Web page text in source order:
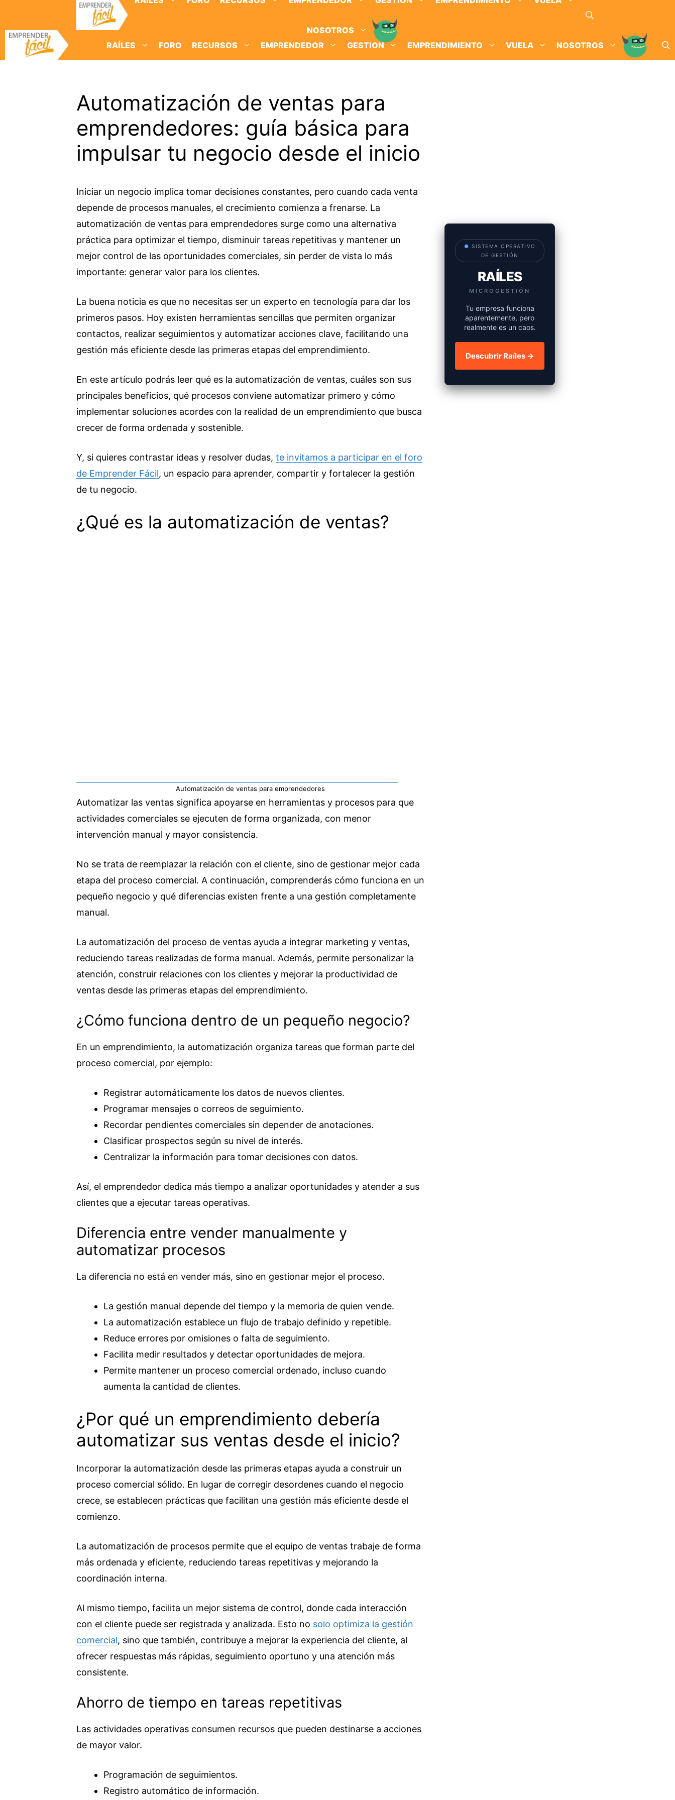
contenido
NOSOTROS
RAÍLES
FORO RECURSOS EMPRENDEDOR GESTION EMPRENDIMIENTO VUELA NOSOTROS
Automatización de ventas para
emprendedores: guía básica para
impulsar tu negocio desde el inicio
Iniciar un negocio implica tomar decisiones constantes, pero cuando cada venta
depende de procesos manuales, el crecimiento comienza a frenarse. La
automatización de ventas para emprendedores surge como una alternativa
práctica para optimizar el tiempo, disminuir tareas repetitivas y mantener un
mejor control de las oportunidades comerciales, sin perder de vista lo más
importante: generar valor para los clientes.
La buena noticia es que no necesitas ser un experto en tecnología para dar los
primeros pasos. Hoy existen herramientas sencillas que permiten organizar
contactos, realizar seguimientos y automatizar acciones clave, facilitando una
gestión más eficiente desde las primeras etapas del emprendimiento.
En este artículo podrás leer qué es la automatización de ventas, cuáles son sus
principales beneficios, qué procesos conviene automatizar primero y cómo
implementar soluciones acordes con la realidad de un emprendimiento que busca
crecer de forma ordenada y sostenible.
Y, si quieres contrastar ideas y resolver dudas, te invitamos a participar en el foro
de Emprender Fácil, un espacio para aprender, compartir y fortalecer la gestión
de tu negocio.
¿Qué es la automatización de ventas?
Automatización de ventas para emprendedores
Automatizar las ventas significa apoyarse en herramientas y procesos para que
actividades comerciales se ejecuten de forma organizada, con menor
intervención manual y mayor consistencia.
No se trata de reemplazar la relación con el cliente, sino de gestionar mejor cada
etapa del proceso comercial. A continuación, comprenderás cómo funciona en un
pequeño negocio y qué diferencias existen frente a una gestión completamente
manual.
La automatización del proceso de ventas ayuda a integrar marketing y ventas,
reduciendo tareas realizadas de forma manual. Además, permite personalizar la
atención, construir relaciones con los clientes y mejorar la productividad de
ventas desde las primeras etapas del emprendimiento.
¿Cómo funciona dentro de un pequeño negocio?
En un emprendimiento, la automatización organiza tareas que forman parte del
proceso comercial, por ejemplo:
Registrar automáticamente los datos de nuevos clientes.
Programar mensajes o correos de seguimiento.
Recordar pendientes comerciales sin depender de anotaciones.
Clasificar prospectos según su nivel de interés.
Centralizar la información para tomar decisiones con datos.
Así, el emprendedor dedica más tiempo a analizar oportunidades y atender a sus
clientes que a ejecutar tareas operativas.
Diferencia entre vender manualmente y
automatizar procesos
La diferencia no está en vender más, sino en gestionar mejor el proceso.
La gestión manual depende del tiempo y la memoria de quien vende.
La automatización establece un flujo de trabajo definido y repetible.
Reduce errores por omisiones o falta de seguimiento.
Facilita medir resultados y detectar oportunidades de mejora.
Permite mantener un proceso comercial ordenado, incluso cuando
aumenta la cantidad de clientes.
¿Por qué un emprendimiento debería
automatizar sus ventas desde el inicio?
Incorporar la automatización desde las primeras etapas ayuda a construir un
proceso comercial sólido. En lugar de corregir desordenes cuando el negocio
crece, se establecen prácticas que facilitan una gestión más eficiente desde el
comienzo.
La automatización de procesos permite que el equipo de ventas trabaje de forma
más ordenada y eficiente, reduciendo tareas repetitivas y mejorando la
coordinación interna.
Al mismo tiempo, facilita un mejor sistema de control, donde cada interacción
con el cliente puede ser registrada y analizada. Esto no solo optimiza la gestión
comercial, sino que también, contribuye a mejorar la experiencia del cliente, al
ofrecer respuestas más rápidas, seguimiento oportuno y una atención más
consistente.
Ahorro de tiempo en tareas repetitivas
Las actividades operativas consumen recursos que pueden destinarse a acciones
de mayor valor.
Programación de seguimientos.
Registro automático de información.
● SISTEMA OPERATIVO
DE GESTIÓN
RAÍLES
MICROGESTIÓN
Tu empresa funciona
aparentemente, pero
realmente es un caos.
Descubrir Raíles →